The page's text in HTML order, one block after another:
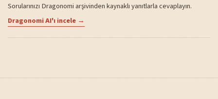
Sorularınızı Dragonomi arşivinden kaynaklı yanıtlarla cevaplayın.
Dragonomi AI'ı incele →